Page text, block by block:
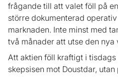
frågande till att valet föll på
större dokumenterad
marknaden. Inte minst med
två månader att utse den
Att aktien föll kraftigt i
skepsisen mot Doustdar, utan